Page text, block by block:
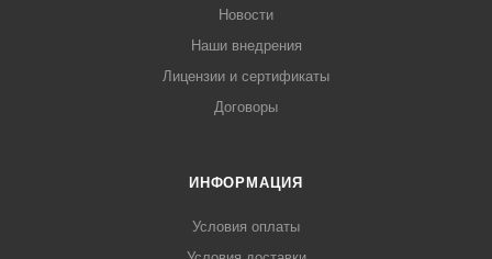
Новости
Наши внедрения
Лицензии и сертификаты
Договоры
ИНФОРМАЦИЯ
Условия оплаты